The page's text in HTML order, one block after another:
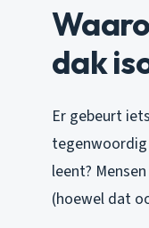
dak
Er gebeurt
tegenwoordig
leent?
(hoewel dat